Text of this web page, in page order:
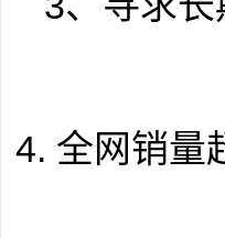
4. 全网销量